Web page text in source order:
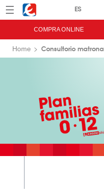
Menú Eroski
COMPRA ONLINE
Home Consultorio matrona